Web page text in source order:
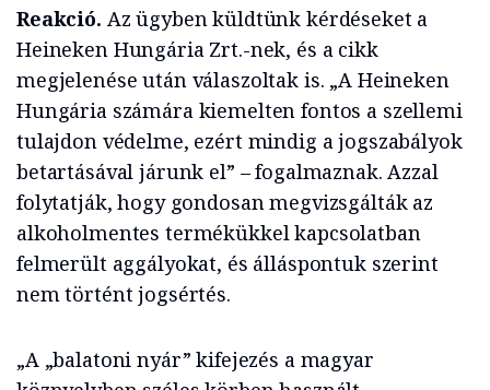
Reakció. Az ügyben küldtünk kérdéseket a
Heineken Hungária Zrt.-nek, és a cikk
megjelenése után válaszoltak is. „A Heineken
Hungária számára kiemelten fontos a szellemi
tulajdon védelme, ezért mindig a jogszabályok
betartásával járunk el” – fogalmaznak. Azzal
folytatják, hogy gondosan megvizsgálták az
alkoholmentes termékükkel kapcsolatban
felmerült aggályokat, és álláspontuk szerint
nem történt jogsértés.
„A „balatoni nyár” kifejezés a magyar